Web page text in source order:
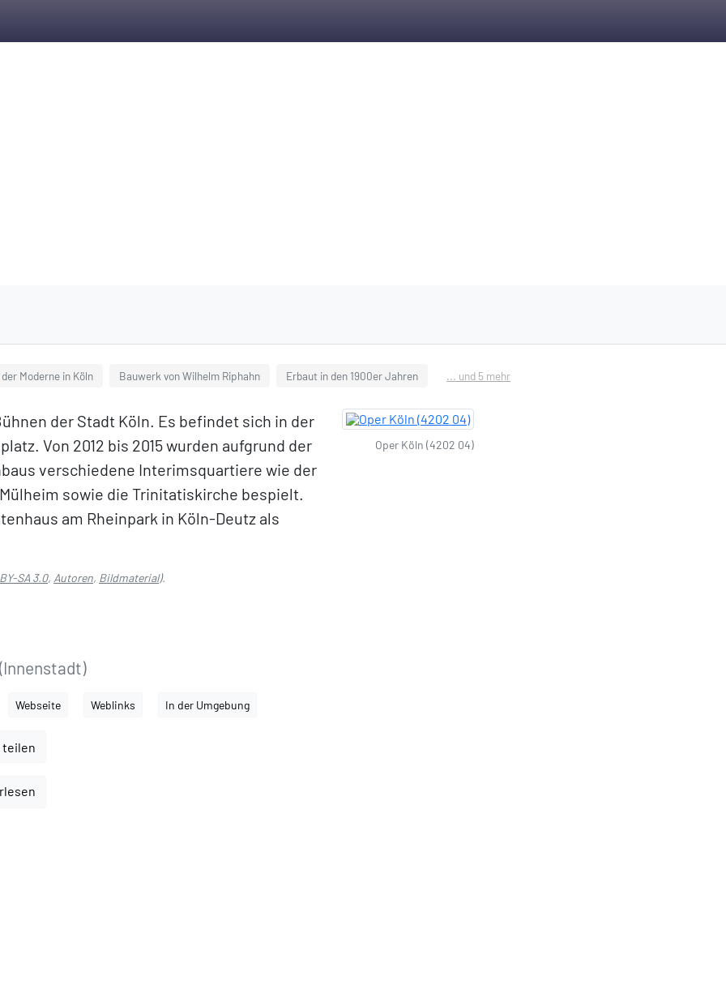
Moderne in Köln Bauwerk von Wilhelm Riphahn Erbaut in den 1900er Jahren ... und 5 mehr
der Stadt Köln. Es befindet sich in der
Von 2012 bis 2015 wurden aufgrund der
verschiedene Interimsquartiere wie der
sowie die Trinitatiskirche bespielt.
am Rheinpark in Köln-Deutz als
SA 3.0, Autoren, Bildmaterial).
Webseite Weblinks In der Umgebung
teilen
Oper Köln (4202 04)